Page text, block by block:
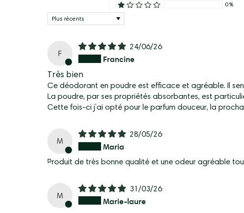
0%
Sort by
F
24/06/26
Francine
Très bien
Ce déodorant en poudre est efficace et agréable. Il
La poudre, par ses propriétés absorbantes, est
Cette fois-ci j’ai opté pour le parfum douceur, la
M
28/05/26
Maria
Produit de très bonne qualité et une odeur agréable
M
31/03/26
Marie-laure